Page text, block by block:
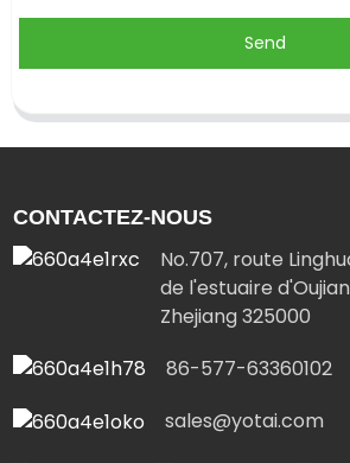
Send
CONTACTEZ-NOUS
No.707, route
de l'estuaire
Zhejiang 325000
86-577-63360102
sales@yotai.com